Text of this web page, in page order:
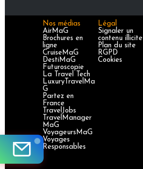
Nos médias
AirMaG
Brochures en
ligne
CruiseMaG
DestiMaG
Futuroscopie
La Travel Tech
LuxuryTravelMa
G
Partez en
France
TravelJobs
TravelManager
MaG
VoyageursMaG
Voyages
Responsables
Légal
Signaler un
contenu illicite
Plan du site
RGPD
Cookies